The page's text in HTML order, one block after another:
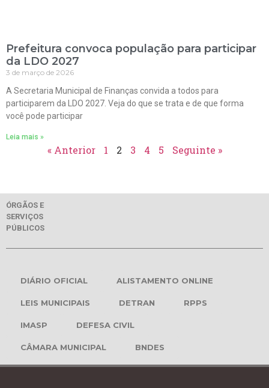
Prefeitura convoca população para participar
da LDO 2027
3 de março de 2026
A Secretaria Municipal de Finanças convida a todos para
participarem da LDO 2027. Veja do que se trata e de que forma
você pode participar
Leia mais »
« Anterior 1 2 3 4 5 Seguinte »
ÓRGÃOS E
SERVIÇOS
PÚBLICOS
DIÁRIO OFICIAL ALISTAMENTO ONLINE
LEIS MUNICIPAIS DETRAN RPPS
IMASP DEFESA CIVIL
CÂMARA MUNICIPAL BNDES